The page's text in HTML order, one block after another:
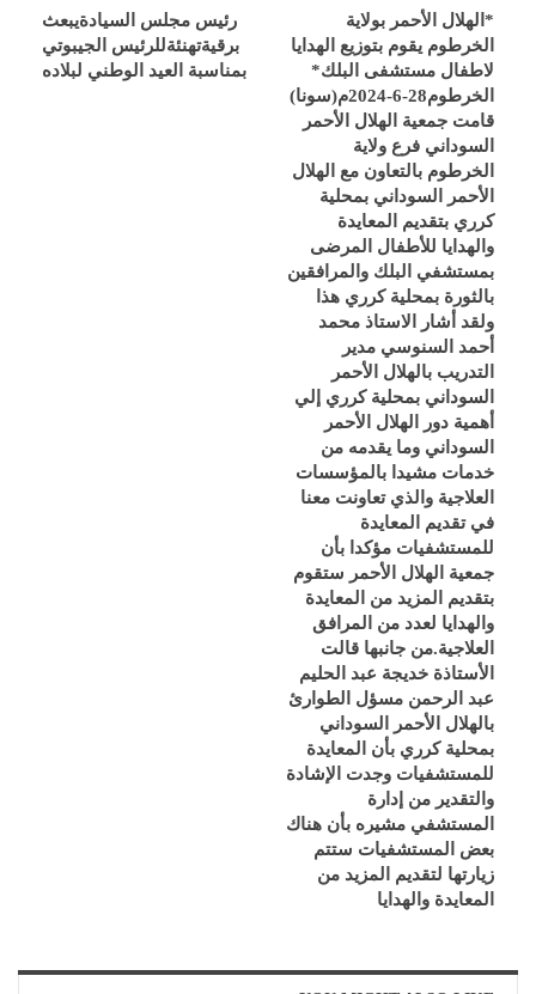
*الهلال الأحمر بولاية
الخرطوم يقوم بتوزيع الهدايا
لاطفال مستشفى البلك*
الخرطوم28-6-2024م(سونا)
قامت جمعية الهلال الأحمر
السوداني فرع ولاية
الخرطوم بالتعاون مع الهلال
الأحمر السوداني بمحلية
كرري بتقديم المعايدة
والهدايا للأطفال المرضى
بمستشفي البلك والمرافقين
بالثورة بمحلية كرري هذا
ولقد أشار الاستاذ محمد
أحمد السنوسي مدير
التدريب بالهلال الأحمر
السوداني بمحلية كرري إلي
أهمية دور الهلال الأحمر
السوداني وما يقدمه من
خدمات مشيدا بالمؤسسات
العلاجية والذي تعاونت معنا
في تقديم المعايدة
للمستشفيات مؤكدا بأن
جمعية الهلال الأحمر ستقوم
بتقديم المزيد من المعايدة
والهدايا لعدد من المرافق
العلاجية.من جانبها قالت
الأستاذة خديجة عبد الحليم
عبد الرحمن مسؤل الطوارئ
بالهلال الأحمر السوداني
بمحلية كرري بأن المعايدة
للمستشفيات وجدت الإشادة
والتقدير من إدارة
المستشفي مشيره بأن هناك
بعض المستشفيات ستتم
زيارتها لتقديم المزيد من
المعايدة والهدايا
رئيس مجلس السيادةيبعث
برقيةتهنئةللرئيس الجيبوتي
بمناسبة العيد الوطني لبلاده